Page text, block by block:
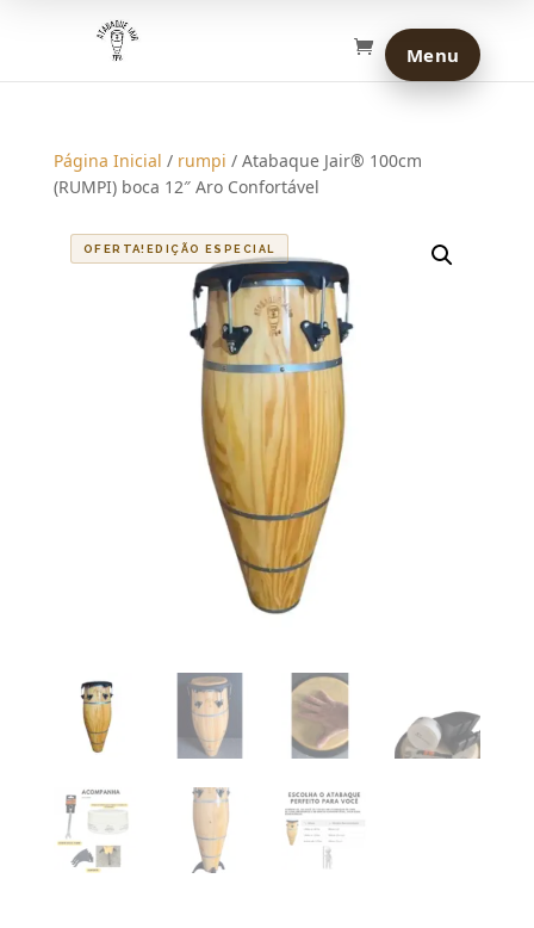
Página Inicial / rumpi / Atabaque Jair® 100cm
(RUMPI) boca 12″ Aro Confortável
OFERTA!